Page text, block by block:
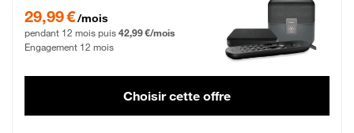
29,99 € par mois pendant 12 mois puis 42,99 € par mois, Engagement 12 mois
29,99 €/mois
pendant 12 mois puis 42,99 €/mois
Engagement 12 mois
Choisir cette offre